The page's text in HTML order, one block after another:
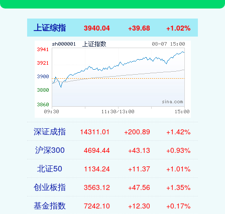
上证综指 3940.04 +39.68 +1.02%
深证成指 14311.01 +200.89 +1.42%
沪深300 4694.44 +43.13 +0.93%
北证50 1134.24 +11.37 +1.01%
创业板指 3563.12 +47.56 +1.35%
基金指数 7242.10 +12.30 +0.17%